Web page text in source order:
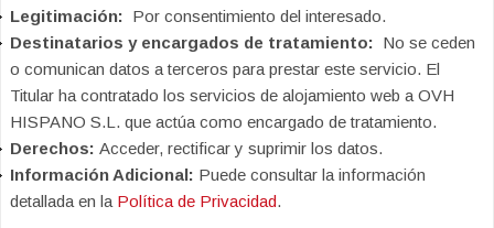
Legitimación: Por consentimiento del interesado.
Destinatarios y encargados de tratamiento: No se ceden
o comunican datos a terceros para prestar este servicio. El
Titular ha contratado los servicios de alojamiento web a OVH
HISPANO S.L. que actúa como encargado de tratamiento.
Derechos: Acceder, rectificar y suprimir los datos.
Información Adicional: Puede consultar la información
detallada en la Política de Privacidad.